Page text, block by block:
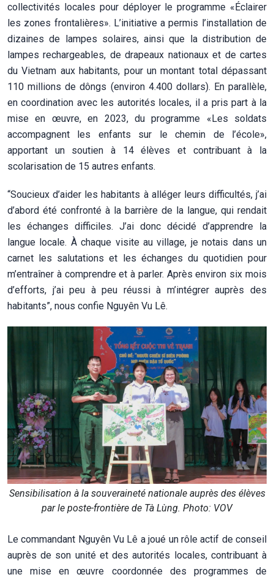
collectivités locales pour déployer le programme «Éclairer
les zones frontalières». L’initiative a permis l’installation de
dizaines de lampes solaires, ainsi que la distribution de
lampes rechargeables, de drapeaux nationaux et de cartes
du Vietnam aux habitants, pour un montant total dépassant
110 millions de dôngs (environ 4.400 dollars). En parallèle,
en coordination avec les autorités locales, il a pris part à la
mise en œuvre, en 2023, du programme «Les soldats
accompagnent les enfants sur le chemin de l’école»,
apportant un soutien à 14 élèves et contribuant à la
scolarisation de 15 autres enfants.
“Soucieux d’aider les habitants à alléger leurs difficultés, j’ai
d’abord été confronté à la barrière de la langue, qui rendait
les échanges difficiles. J’ai donc décidé d’apprendre la
langue locale. À chaque visite au village, je notais dans un
carnet les salutations et les échanges du quotidien pour
m’entraîner à comprendre et à parler. Après environ six mois
d’efforts, j’ai peu à peu réussi à m’intégrer auprès des
habitants”, nous confie Nguyên Vu Lê.
Sensibilisation à la souveraineté nationale auprès des élèves
par le poste-frontière de Tà Lùng. Photo: VOV
Le commandant Nguyên Vu Lê a joué un rôle actif de conseil
auprès de son unité et des autorités locales, contribuant à
une mise en œuvre coordonnée des programmes de